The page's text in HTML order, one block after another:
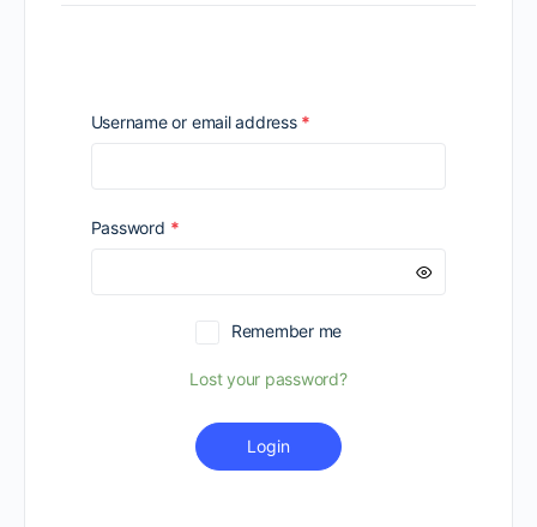
Username or email address *
Password *Required
Remember me
Lost your password?
Login